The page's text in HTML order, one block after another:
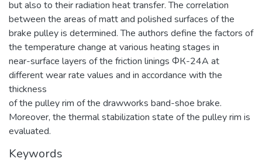
but also to their radiation heat transfer. The correlation
between the areas of matt and polished surfaces of the
brake pulley is determined. The authors define the factors of
the temperature change at various heating stages in
near-surface layers of the friction linings ФК-24А at
different wear rate values and in accordance with the
thickness
of the pulley rim of the drawworks band-shoe brake.
Moreover, the thermal stabilization state of the pulley rim is
evaluated.
Keywords